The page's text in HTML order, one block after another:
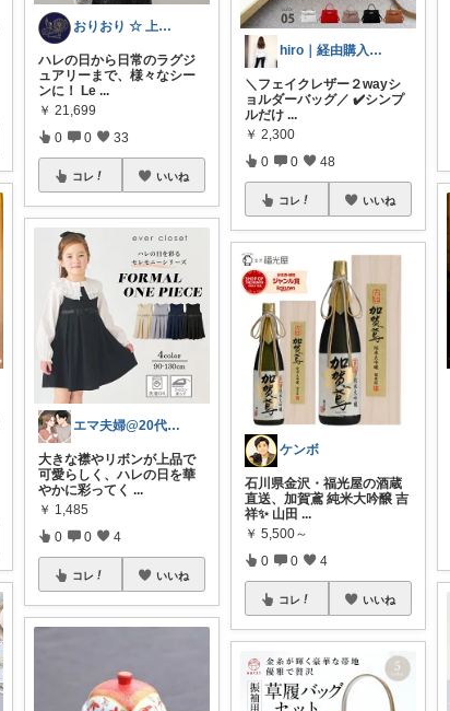
おりおり ☆ 上限🙏
ハレの日から日常のラグジ
ュアリーまで、様々なシー
ンに！ Le ...
￥ 21,699
0 0 33
コレ いいね
エマ夫婦@20代共働き
大きな襟やリボンが上品で
可愛らしく、ハレの日を華
やかに彩ってく ...
￥ 1,485
0 0 4
コレ いいね
hiro｜経由購入ありがとうございます✨
＼フェイクレザー２wayシ
ョルダーバッグ／ ✔️シンプ
ルだけ ...
￥ 2,300
0 0 48
コレ いいね
ケンボ
石川県金沢・福光屋の酒蔵
直送、加賀鳶 純米大吟醸 吉
祥✨ 山田 ...
￥ 5,500～
0 0 4
コレ いいね